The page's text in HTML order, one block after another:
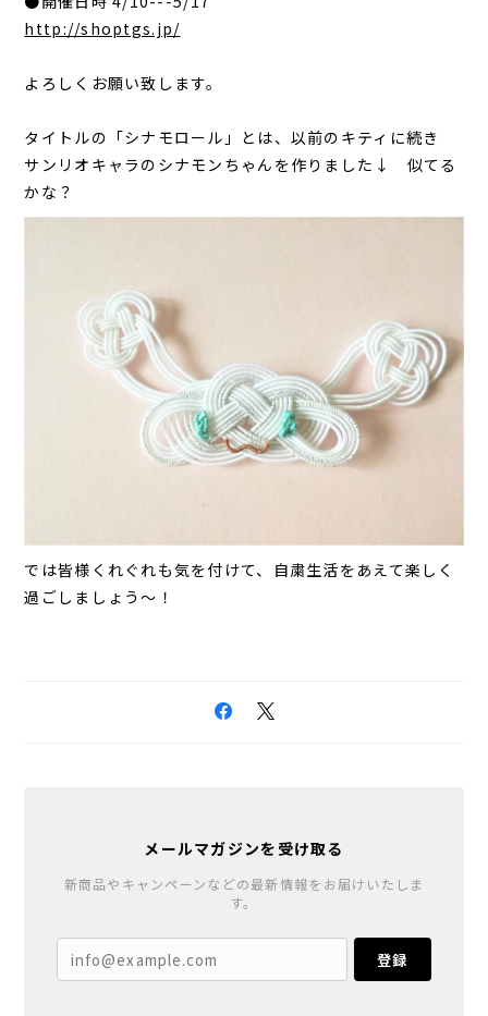
http://shoptgs.jp/
よろしくお願い致します。
タイトルの「シナモロール」とは、以前のキティに続き
サンリオキャラのシナモンちゃんを作りました↓ 似てる
かな？
では皆様くれぐれも気を付けて、自粛生活をあえて楽しく
過ごしましょう～！
メールマガジンを受け取る
新商品やキャンペーンなどの最新情報をお届けいたしま
す。
登録